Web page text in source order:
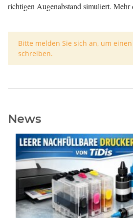
richtigen Augenabstand simuliert. Mehr
x
Bitte melden Sie sich an, um
schreiben.
News